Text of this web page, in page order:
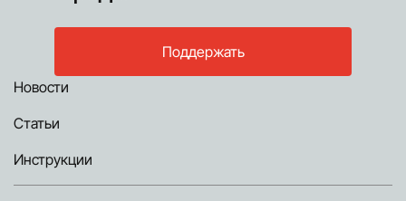
Поддержать
Новости
Статьи
Инструкции